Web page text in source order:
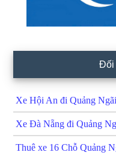
Đối
Xe Hội An đi Quảng Ngãi
Xe Đà Nẵng đi Quảng
Thuê xe 16 Chỗ Quảng